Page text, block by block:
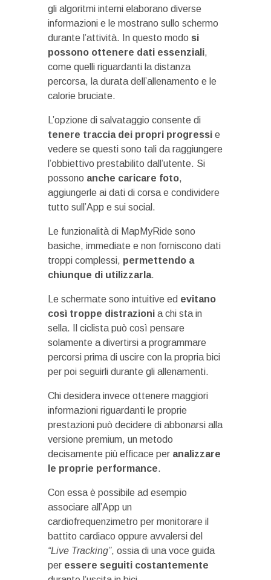
gli algoritmi interni elaborano diverse
informazioni e le mostrano sullo schermo
durante l’attività. In questo modo si
possono ottenere dati essenziali,
come quelli riguardanti la distanza
percorsa, la durata dell’allenamento e le
calorie bruciate.
L’opzione di salvataggio consente di
tenere traccia dei propri progressi e
vedere se questi sono tali da raggiungere
l’obbiettivo prestabilito dall’utente. Si
possono anche caricare foto,
aggiungerle ai dati di corsa e condividere
tutto sull’App e sui social.
Le funzionalità di MapMyRide sono
basiche, immediate e non forniscono dati
troppi complessi, permettendo a
chiunque di utilizzarla.
Le schermate sono intuitive ed evitano
così troppe distrazioni a chi sta in
sella. Il ciclista può così pensare
solamente a divertirsi a programmare
percorsi prima di uscire con la propria bici
per poi seguirli durante gli allenamenti.
Chi desidera invece ottenere maggiori
informazioni riguardanti le proprie
prestazioni può decidere di abbonarsi alla
versione premium, un metodo
decisamente più efficace per analizzare
le proprie performance.
Con essa è possibile ad esempio
associare all’App un
cardiofrequenzimetro per monitorare il
battito cardiaco oppure avvalersi del
“Live Tracking”, ossia di una voce guida
per essere seguiti costantemente